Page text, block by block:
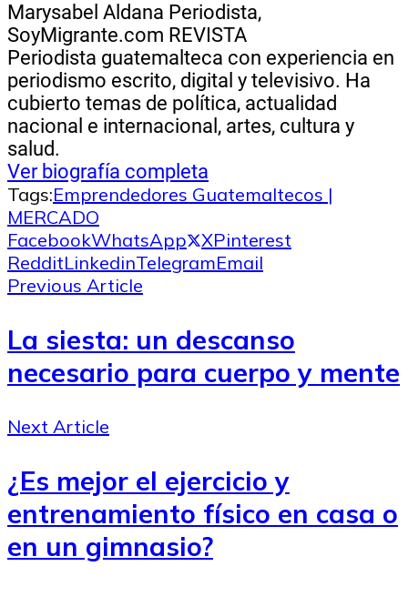
Marysabel Aldana Periodista,
SoyMigrante.com REVISTA
Periodista guatemalteca con experiencia en
periodismo escrito, digital y televisivo. Ha
cubierto temas de política, actualidad
nacional e internacional, artes, cultura y
salud.
Ver biografía completa
Tags:Emprendedores Guatemaltecos |
MERCADO
FacebookWhatsApp XPinterest
RedditLinkedinTelegramEmail
Previous Article
La siesta: un descanso
necesario para cuerpo y mente
Next Article
¿Es mejor el ejercicio y
entrenamiento físico en casa o
en un gimnasio?